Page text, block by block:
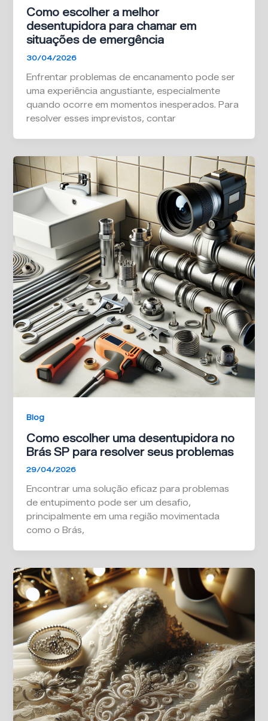
Como escolher a melhor
desentupidora para chamar em
situações de emergência
30/04/2026
Enfrentar problemas de encanamento pode ser
uma experiência angustiante, especialmente
quando ocorre em momentos inesperados. Para
resolver esses imprevistos, contar
Blog
Como escolher uma desentupidora no
Brás SP para resolver seus problemas
29/04/2026
Encontrar uma solução eficaz para problemas
de entupimento pode ser um desafio,
principalmente em uma região movimentada
como o Brás,